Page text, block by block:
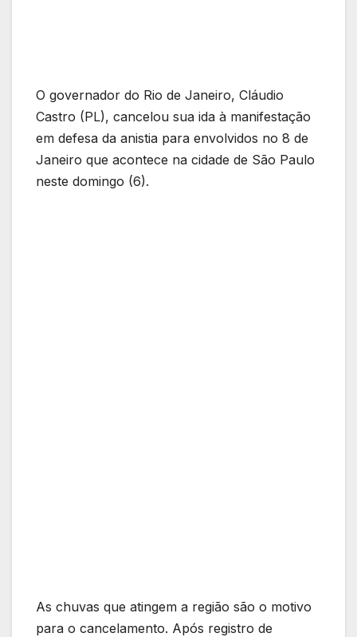
O governador do Rio de Janeiro, Cláudio
Castro (PL), cancelou sua ida à manifestação
em defesa da anistia para envolvidos no 8 de
Janeiro que acontece na cidade de São Paulo
neste domingo (6).
As chuvas que atingem a região são o motivo
para o cancelamento. Após registro de